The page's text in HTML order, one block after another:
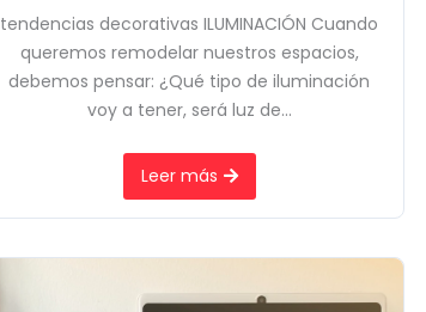
tendencias decorativas ILUMINACIÓN Cuando
queremos remodelar nuestros espacios,
debemos pensar: ¿Qué tipo de iluminación
voy a tener, será luz de...
Leer más